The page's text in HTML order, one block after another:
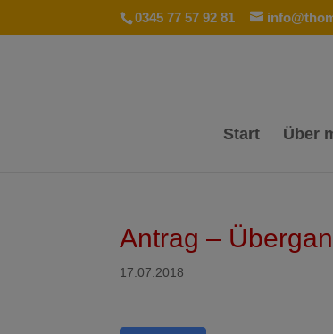
0345 77 57 92 81
Start Über
Antrag –
17.07.2018